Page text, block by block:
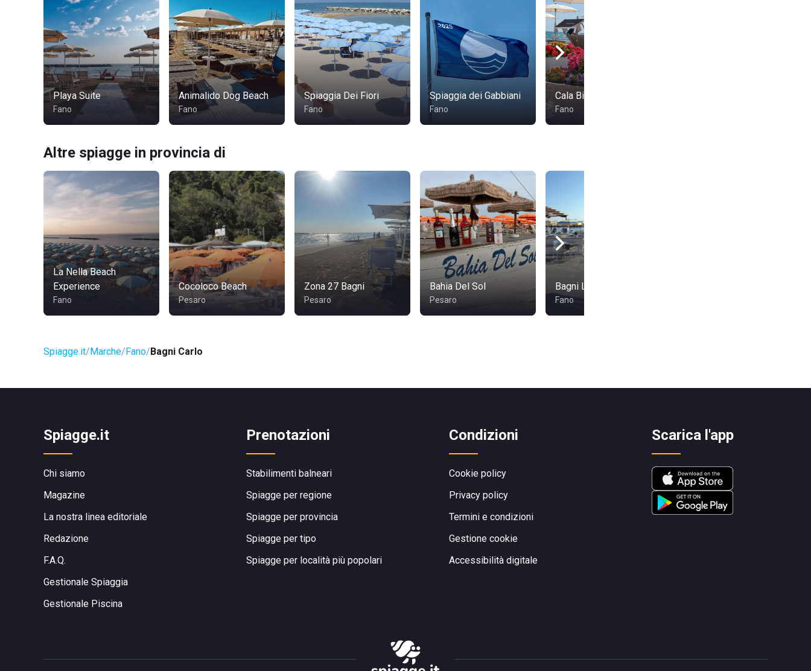
Playa Suite
Fano
Animalido Dog Beach
Fano
Spiaggia Dei Fiori
Fano
Spiaggia dei Gabbiani
Fano
Cala Bianca
Fano
Altre spiagge in provincia di
La Nella Beach
Experience
Fano
Cocoloco Beach
Pesaro
Zona 27 Bagni
Pesaro
Bahia Del Sol
Pesaro
Bagni La Baia
Fano
Spiagge.it Marche Fano Bagni Carlo
Spiagge.it
Chi siamo
Magazine
La nostra linea editoriale
Redazione
F.A.Q.
Gestionale Spiaggia
Gestionale Piscina
Prenotazioni
Stabilimenti balneari
Spiagge per regione
Spiagge per provincia
Spiagge per tipo
Spiagge per località più popolari
Condizioni
Cookie policy
Privacy policy
Termini e condizioni
Gestione cookie
Accessibilità digitale
Scarica l'app